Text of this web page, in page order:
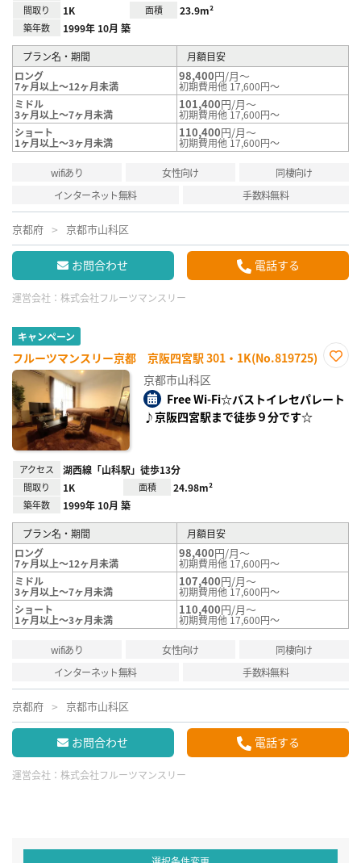
間取り 1K 面積 23.9m²
築年数 1999年 10月 築
プラン名・期間
月額目安
ロング
7ヶ月以上～12ヶ月未満
98,400円/月～
初期費用他 17,600円～
ミドル
3ヶ月以上～7ヶ月未満
101,400円/月～
初期費用他 17,600円～
ショート
1ヶ月以上～3ヶ月未満
110,400円/月～
初期費用他 17,600円～
wifiあり 女性向け
同棲向け
インターネット無料
手数料無料
京都府 京都市山科区
お問合わせ 電話する
運営会社： 株式会社フルーツマンスリー
キャンペーン
フルーツマンスリー京都 京阪四宮駅 301・1K(No.819725)
り登
京都市山科区
Free Wi-Fi☆バストイレセパレート
♪京阪四宮駅まで徒歩９分です☆
アクセス 湖西線「山科駅」徒歩13分
間取り 1K 面積 24.98m²
築年数 1999年 10月 築
プラン名・期間
月額目安
ロング
7ヶ月以上～12ヶ月未満
98,400円/月～
初期費用他 17,600円～
ミドル
3ヶ月以上～7ヶ月未満
107,400円/月～
初期費用他 17,600円～
ショート
1ヶ月以上～3ヶ月未満
110,400円/月～
初期費用他 17,600円～
wifiあり 女性向け
同棲向け
インターネット無料
手数料無料
京都府 京都市山科区
お問合わせ 電話する
運営会社： 株式会社フルーツマンスリー